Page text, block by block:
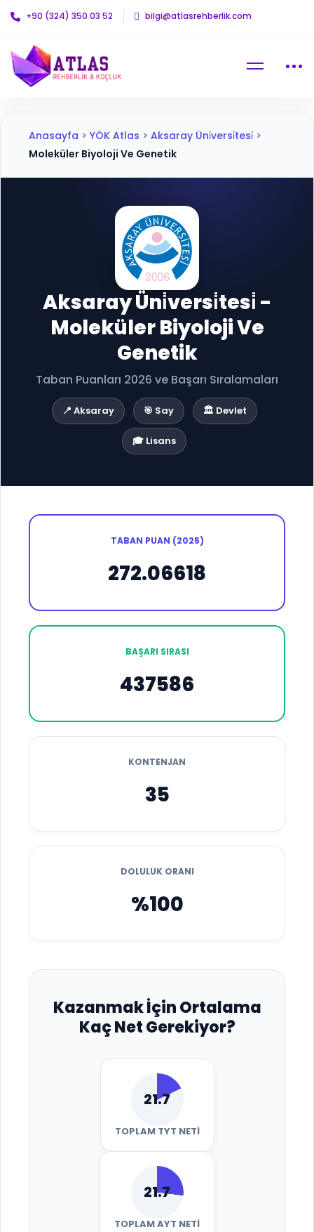
+90 (324) 350 03 52 bilgi@atlasrehberlik.com
Anasayfa > YÖK Atlas > Aksaray Üni̇versi̇tesi̇ >
Moleküler Biyoloji Ve Genetik
Aksaray Üni̇versi̇tesi̇ -
Moleküler Biyoloji Ve
Genetik
Taban Puanları 2026 ve Başarı Sıralamaları
📍 Aksaray 🎯 Say 🏛️ Devlet
🎓 Lisans
TABAN PUAN (2025)
272.06618
BAŞARI SIRASI
437586
KONTENJAN
35
DOLULUK ORANI
%100
Kazanmak İçin Ortalama
Kaç Net Gerekiyor?
21.7
TOPLAM TYT NETI
21.7
TOPLAM AYT NETI